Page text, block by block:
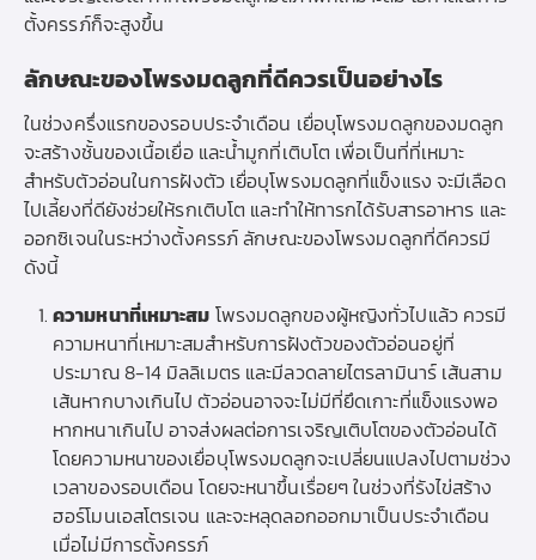
ตั้งครรภ์ก็จะสูงขึ้น
ลักษณะของโพรงมดลูกที่ดีควรเป็นอย่างไร
ในช่วงครึ่งแรกของรอบประจำเดือน เยื่อบุโพรงมดลูกของมดลูก
จะสร้างชั้นของเนื้อเยื่อ และน้ำมูกที่เติบโต เพื่อเป็นที่ที่เหมาะ
สำหรับตัวอ่อนในการฝังตัว เยื่อบุโพรงมดลูกที่แข็งแรง จะมีเลือด
ไปเลี้ยงที่ดียังช่วยให้รกเติบโต และทำให้ทารกได้รับสารอาหาร และ
ออกซิเจนในระหว่างตั้งครรภ์ ลักษณะของโพรงมดลูกที่ดีควรมี
ดังนี้
ความหนาที่เหมาะสม โพรงมดลูกของผู้หญิงทั่วไปแล้ว ควรมี
ความหนาที่เหมาะสมสำหรับการฝังตัวของตัวอ่อนอยู่ที่
ประมาณ 8-14 มิลลิเมตร และมีลวดลายไตรลามินาร์ เส้นสาม
เส้นหากบางเกินไป ตัวอ่อนอาจจะไม่มีที่ยึดเกาะที่แข็งแรงพอ
หากหนาเกินไป อาจส่งผลต่อการเจริญเติบโตของตัวอ่อนได้
โดยความหนาของเยื่อบุโพรงมดลูกจะเปลี่ยนแปลงไปตามช่วง
เวลาของรอบเดือน โดยจะหนาขึ้นเรื่อยๆ ในช่วงที่รังไข่สร้าง
ฮอร์โมนเอสโตรเจน และจะหลุดลอกออกมาเป็นประจำเดือน
เมื่อไม่มีการตั้งครรภ์